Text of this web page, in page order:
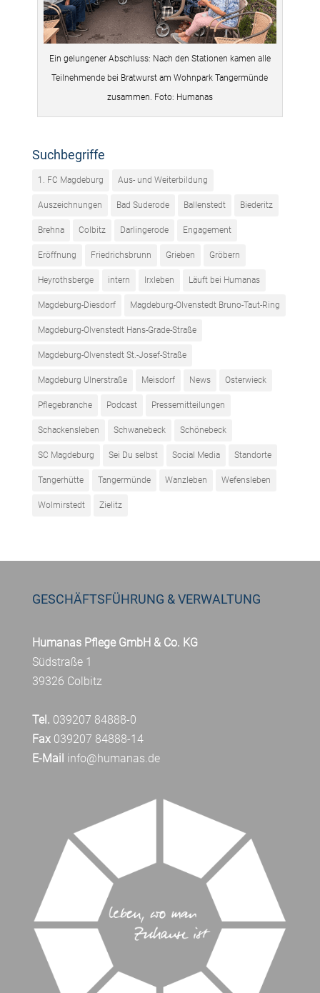
Ein gelungener Abschluss: Nach den Stationen kamen alle
Teilnehmende bei Bratwurst am Wohnpark Tangermünde
zusammen. Foto: Humanas
Suchbegriffe
1. FC Magdeburg Aus- und Weiterbildung
Auszeichnungen Bad Suderode Ballenstedt Biederitz
Brehna Colbitz Darlingerode Engagement
Eröffnung Friedrichsbrunn Grieben Gröbern
Heyrothsberge intern Irxleben Läuft bei Humanas
Magdeburg-Diesdorf Magdeburg-Olvenstedt Bruno-Taut-Ring
Magdeburg-Olvenstedt Hans-Grade-Straße
Magdeburg-Olvenstedt St.-Josef-Straße
Magdeburg Ulnerstraße Meisdorf News Osterwieck
Pflegebranche Podcast Pressemitteilungen
Schackensleben Schwanebeck Schönebeck
SC Magdeburg Sei Du selbst Social Media Standorte
Tangerhütte Tangermünde Wanzleben Wefensleben
Wolmirstedt Zielitz
GESCHÄFTSFÜHRUNG & VERWALTUNG
Humanas Pflege GmbH & Co. KG
Südstraße 1
39326 Colbitz
Tel. 039207 84888-0
Fax039207 84888-14
E-Mail info@humanas.de